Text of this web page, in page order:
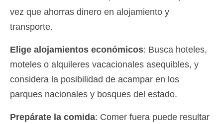
vez que ahorras dinero en alojamiento y
transporte.
Elige alojamientos económicos: Busca hoteles,
moteles o alquileres vacacionales asequibles, y
considera la posibilidad de acampar en los
parques nacionales y bosques del estado.
Prepárate la comida: Comer fuera puede resultar